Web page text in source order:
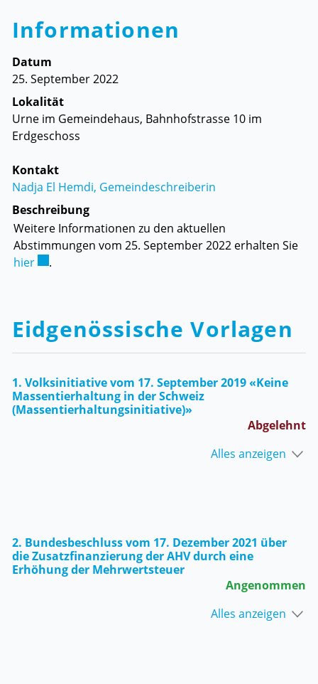
Informationen
Datum
25. September 2022
Lokalität
Urne im Gemeindehaus, Bahnhofstrasse 10 im
Erdgeschoss
Kontakt
Nadja El Hemdi, Gemeindeschreiberin
Beschreibung
Weitere Informationen zu den aktuellen
Abstimmungen vom 25. September 2022 erhalten Sie
hierExterner Link wird in einem neuen Fenster geöffnet.
.
Eidgenössische Vorlagen
1. Volksinitiative vom 17. September 2019 «Keine
Massentierhaltung in der Schweiz
(Massentierhaltungsinitiative)»
Abgelehnt
Alles anzeigen
2. Bundesbeschluss vom 17. Dezember 2021 über
die Zusatzfinanzierung der AHV durch eine
Erhöhung der Mehrwertsteuer
Angenommen
Alles anzeigen